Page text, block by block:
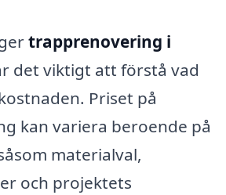
trapprenovering i
det viktigt att förstå vad
Priset på
kan variera beroende på
materialval,
och projektets